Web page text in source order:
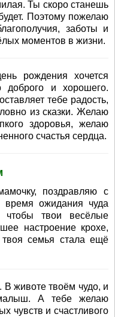
Ты скоро станешь
Поэтому пожелаю
заботы и
моментов в жизни.
рождения хочется
доброго и хорошего.
тебе радость,
из сказки. Желаю
здоровья, желаю
счастья сердца.
поздравляю с
ожидания чуда
твои весёлые
настроение крохе,
семья стала ещё
животе твоём чудо, и
А тебе желаю
чувств и счастливого